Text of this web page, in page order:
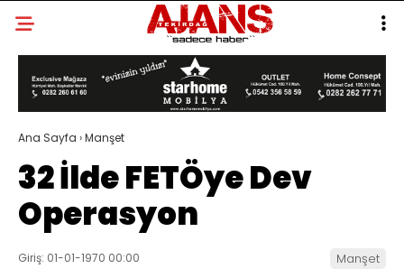
Ana Sayfa ›Manşet
32 İlde FETÖye Dev
Operasyon
Giriş: 01-01-1970 00:00 Manşet